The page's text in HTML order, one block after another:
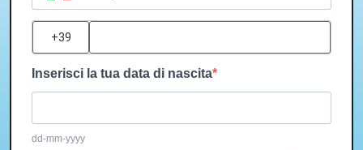
Inserisci la tua data di nascita
dd-mm-yyyy